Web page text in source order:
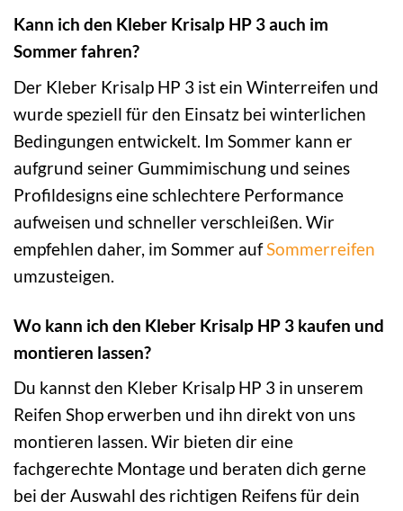
Kann ich den Kleber Krisalp HP 3 auch im
Sommer fahren?
Der Kleber Krisalp HP 3 ist ein Winterreifen und
wurde speziell für den Einsatz bei winterlichen
Bedingungen entwickelt. Im Sommer kann er
aufgrund seiner Gummimischung und seines
Profildesigns eine schlechtere Performance
aufweisen und schneller verschleißen. Wir
empfehlen daher, im Sommer aufSommerreifen
umzusteigen.
Wo kann ich den Kleber Krisalp HP 3 kaufen und
montieren lassen?
Du kannst den Kleber Krisalp HP 3 in unserem
Reifen Shop erwerben und ihn direkt von uns
montieren lassen. Wir bieten dir eine
fachgerechte Montage und beraten dich gerne
bei der Auswahl des richtigen Reifens für dein